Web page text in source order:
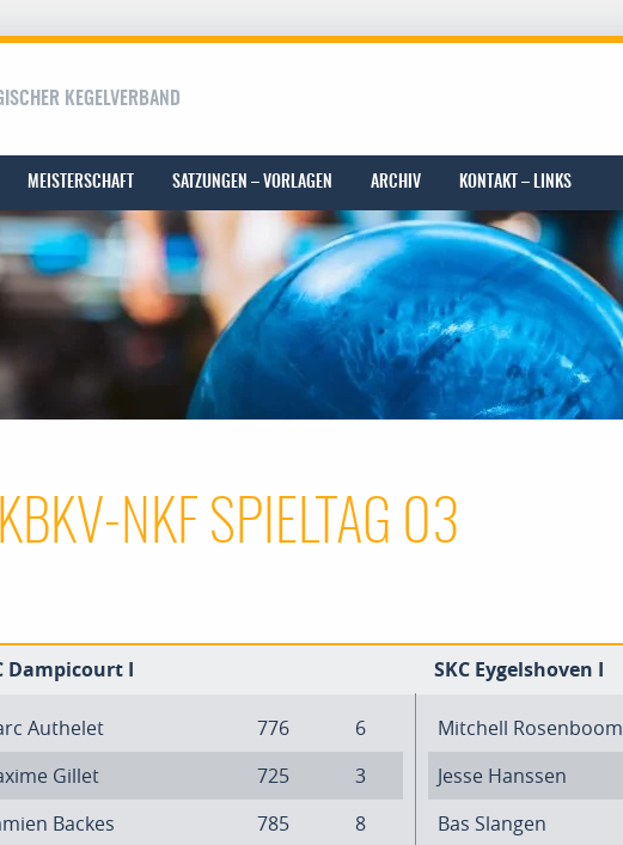
KEGELVERBAND
MEISTERSCHAFT SATZUNGEN – VORLAGEN ARCHIV KONTAKT – LINKS
KBKV-NKF SPIELTAG 03
Dampicourt I SKC Eygelshoven I
Authelet 776
6
Gillet
725
3
Backes
785
8
Mitchell Rosenboom
Jesse Hanssen
Bas Slangen